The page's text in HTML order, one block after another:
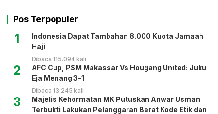
Pos Terpopuler
1
Indonesia Dapat Tambahan 8.000 Kuota Jamaah
Haji
Dibaca 115.094 kali
2
AFC Cup, PSM Makassar Vs Hougang United: Juku
Eja Menang 3-1
Dibaca 13.245 kali
3
Majelis Kehormatan MK Putuskan Anwar Usman
Terbukti Lakukan Pelanggaran Berat Kode Etik dan